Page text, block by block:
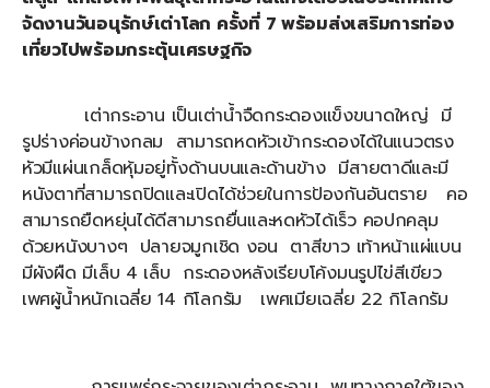
จัดงานวันอนุรักษ์เต่าโลก ครั้งที่ 7 พร้อมส่งเสริมการท่อง
เที่ยวไปพร้อมกระตุ้นเศรษฐกิจ
เต่ากระอาน เป็นเต่าน้ำจืดกระดองแข็งขนาดใหญ่ มี
รูปร่างค่อนข้างกลม สามารถหดหัวเข้ากระดองได้ในแนวตรง
หัวมีแผ่นเกล็ดหุ้มอยู่ทั้งด้านบนและด้านข้าง มีสายตาดีและมี
หนังตาที่สามารถปิดและเปิดได้ช่วยในการป้องกันอันตราย คอ
สามารถยืดหยุ่นได้ดีสามารถยื่นและหดหัวได้เร็ว คอปกคลุม
ด้วยหนังบางๆ ปลายจมูกเชิด งอน ตาสีขาว เท้าหน้าแผ่แบน
มีผังผืด มีเล็บ 4 เล็บ กระดองหลังเรียบโค้งมนรูปไข่สีเขียว
เพศผู้น้ำหนักเฉลี่ย 14 กิโลกรัม เพศเมียเฉลี่ย 22 กิโลกรัม